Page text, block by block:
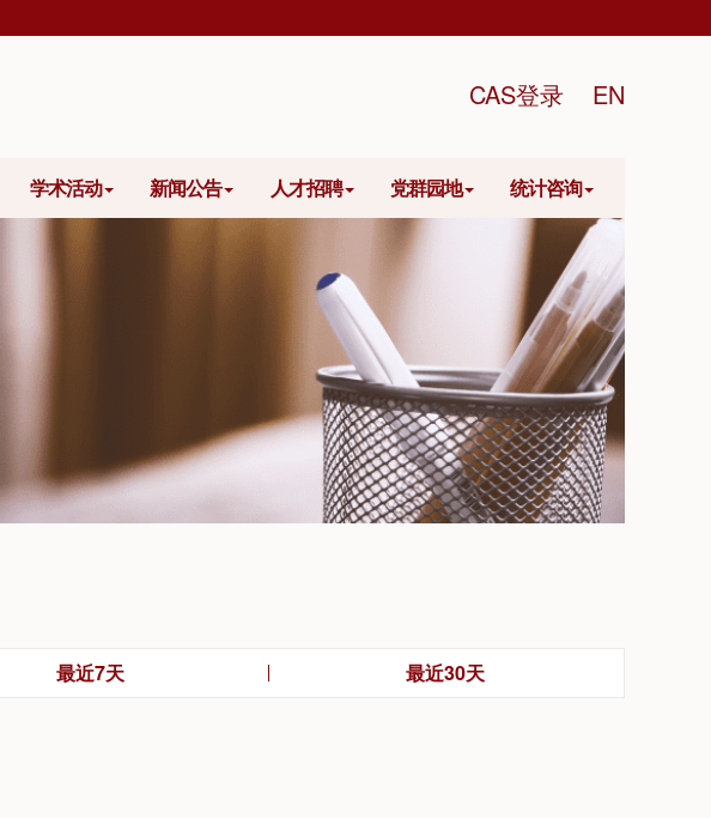
CAS登录 EN
学术活动 新闻公告 人才招聘 党群园地 统计咨询
最近7天 最近30天